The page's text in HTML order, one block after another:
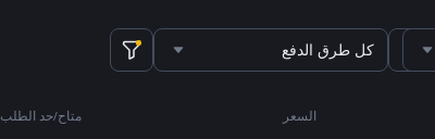
كل طرق الدفع
السعر متاح/حد الطلب